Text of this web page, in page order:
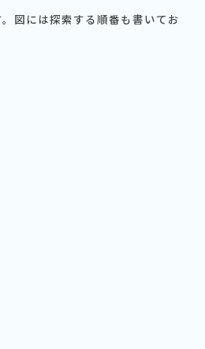
図には探索する順番も書いてお